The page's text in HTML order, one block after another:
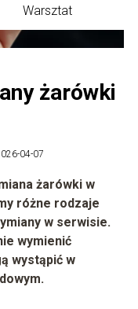
Warsztat
żarówki
04-07
żarówki w
różne rodzaje
w serwisie.
wymienić
wystąpić w